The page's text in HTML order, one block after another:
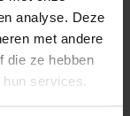
analyse. Deze
met andere
die ze hebben
services.
+
380VAC